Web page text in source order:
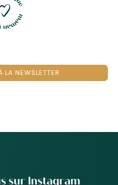
NEWSLETTER
sur Instagram